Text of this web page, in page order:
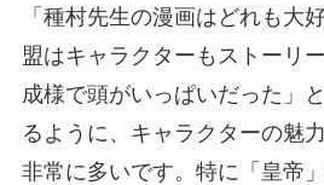
「種村先生の漫画はどれも大
盟はキャラクターもストーリ
成様で頭がいっぱいだった」
るように、キャラクターの魅
非常に多いです。特に「皇帝